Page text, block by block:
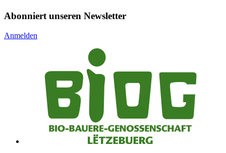
Abonniert unseren Newsletter
Anmelden